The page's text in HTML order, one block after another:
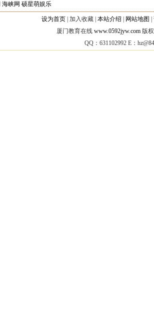
海峡网 硕星萌娱乐
设为首页 加入收藏 | 本站介绍 网站地图
厦门教育在线 www.0592jyw.com版权
QQ：631102992 E：